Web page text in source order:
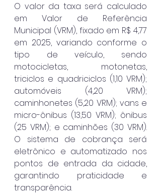
O valor da taxa será calculado
em Valor de Referência
Municipal (VRM), fixado em R$ 4,77
em 2025, variando conforme o
tipo de veículo, sendo
motocicletas, motonetas,
triciclos e quadriciclos (1,10 VRM);
automóveis (4,20 VRM);
caminhonetes (5,20 VRM); vans e
micro-ônibus (13,50 VRM); ônibus
(25 VRM); e caminhões (30 VRM).
O sistema de cobrança será
eletrônico e automatizado nos
pontos de entrada da cidade,
garantindo praticidade e
transparência.